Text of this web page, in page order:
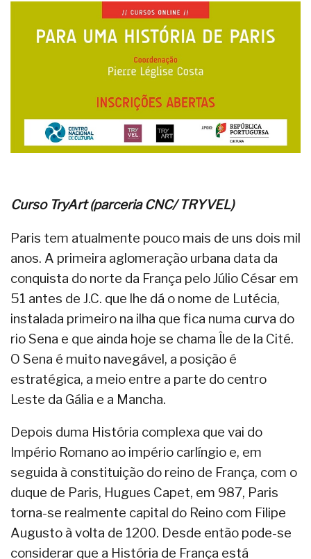
Curso TryArt (parceria CNC/ TRYVEL)
Paris tem atualmente pouco mais de uns dois mil
anos. A primeira aglomeração urbana data da
conquista do norte da França pelo Júlio César em
51 antes de J.C. que lhe dá o nome de Lutécia,
instalada primeiro na ilha que fica numa curva do
rio Sena e que ainda hoje se chama Île de la Cité.
O Sena é muito navegável, a posição é
estratégica, a meio entre a parte do centro
Leste da Gália e a Mancha.
Depois duma História complexa que vai do
Império Romano ao império carlíngio e, em
seguida à constituição do reino de França, com o
duque de Paris, Hugues Capet, em 987, Paris
torna-se realmente capital do Reino com Filipe
Augusto à volta de 1200. Desde então pode-se
considerar que a História de França está